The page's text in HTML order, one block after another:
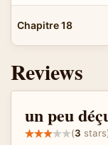
Chapitre 18
Reviews
un peu
(3